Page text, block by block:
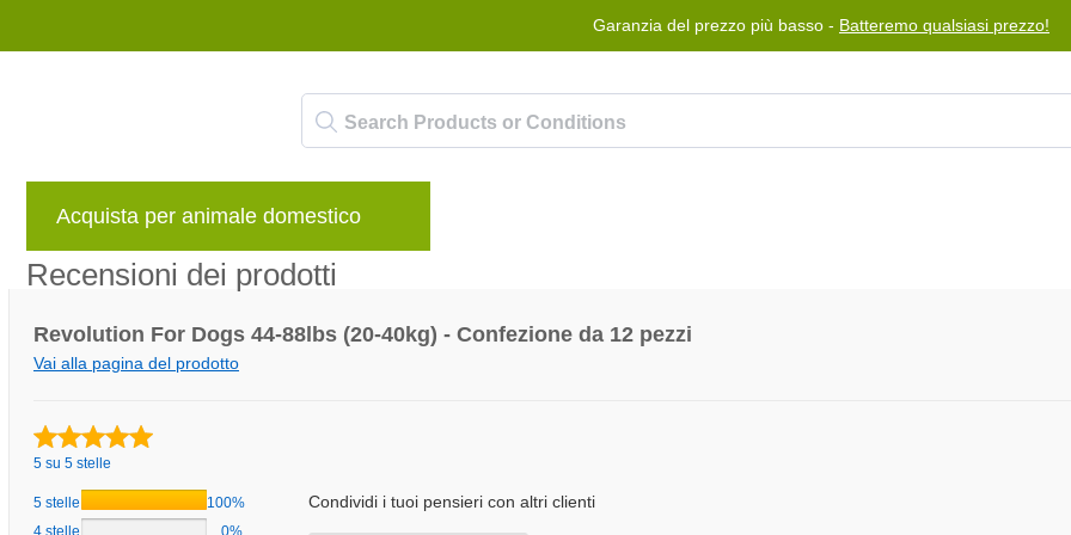
Garanzia del prezzo più basso - Batteremo qualsiasi prezzo!
Acquista per animale domestico
Recensioni dei prodotti
Revolution For Dogs 44-88lbs (20-40kg) - Confezione da 12 pezzi
Vai alla pagina del prodotto
5 su 5 stelle
5 stelle
100%
4 stelle
0%
Condividi i tuoi pensieri con altri clienti